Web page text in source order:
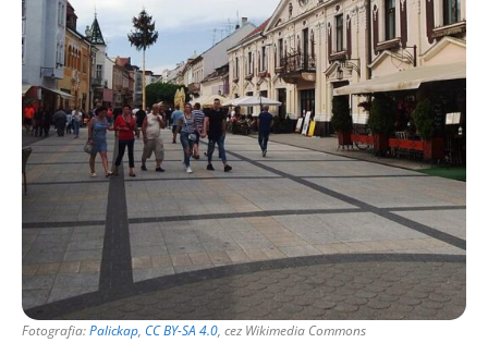
Fotografia:Palickap, CC BY-SA 4.0, cez Wikimedia Commons